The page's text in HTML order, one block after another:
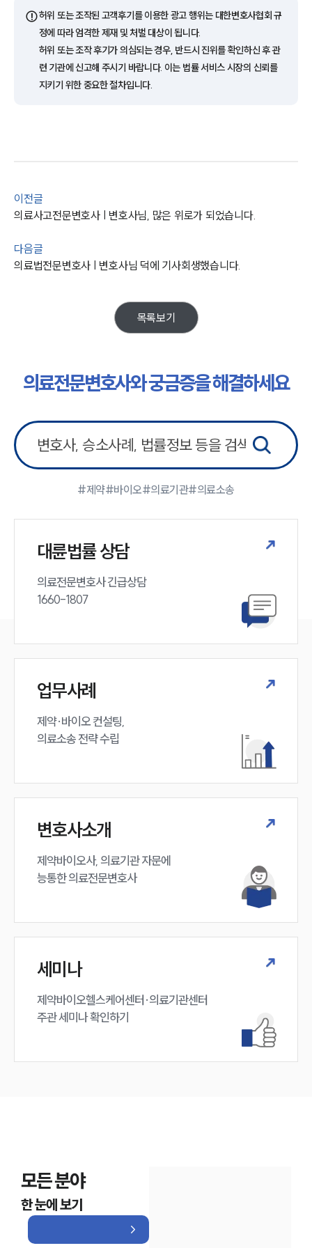
AI대륜
업무사례
주요 업무사례
사례분석/최신동향
의료·바이오·헬스케어그룹 업무
전체
구성원 소개
의료전문변호사
언론보도
공지사항
뉴스레터/브로슈어
세미나
대륜법률상담예약
대륜법률상담예약
⚠️허위 또는 조작된 고객후기를 이용한 광고 행위는 대한변호사협회 규
정에 따라 엄격한 제재 및 처벌 대상이 됩니다.
허위 또는 조작 후기가 의심되는 경우, 반드시 진위를 확인하신 후 관
련 기관에 신고해 주시기 바랍니다. 이는 법률 서비스 시장의 신뢰를
지키기 위한 중요한 절차입니다.
이전글
의료사고전문변호사 | 변호사님, 많은 위로가 되었습니다.
다음글
의료법전문변호사 | 변호사님 덕에 기사회생했습니다.
목록보기
의료전문변호사와 궁금증을 해결하세요
#제약#바이오#의료기관#의료소송
대륜법률 상담
의료전문변호사 긴급상담
1660-1807
업무사례
제약·바이오 컨설팅,
의료소송 전략 수립
변호사소개
제약바이오사, 의료기관 자문에
능통한 의료전문변호사
세미나
제약바이오헬스케어센터·의료기관센터
주관 세미나 확인하기
모든 분야
한 눈에 보기